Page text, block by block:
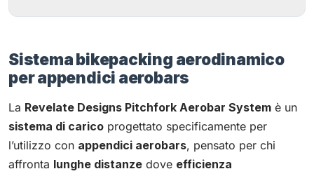
Sistema bikepacking aerodinamico
per appendici aerobars
La Revelate Designs Pitchfork Aerobar System è un
sistema di carico progettato specificamente per
l’utilizzo con appendici aerobars, pensato per chi
affronta lunghe distanze dove efficienza